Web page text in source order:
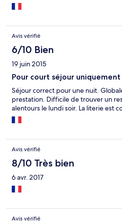
Avis vérifié
6/10 Bien
19 juin 2015
Pour court séjour uniquement
Séjour correct pour une nuit.
prestation. Difficile de trouver un
alentours le lundi soir. La literie est
Avis vérifié
8/10 Très bien
6 avr. 2017
Avis vérifié